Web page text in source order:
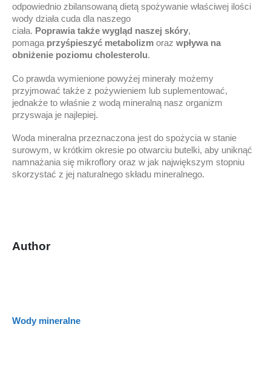
odpowiednio zbilansowaną dietą spożywanie właściwej ilości
wody działa cuda dla naszego
ciała. Poprawia także wygląd naszej skóry,
pomaga przyśpieszyć metabolizm oraz wpływa na
obniżenie poziomu cholesterolu.
Co prawda wymienione powyżej minerały możemy
przyjmować także z pożywieniem lub suplementować,
jednakże to właśnie z wodą mineralną nasz organizm
przyswaja je najlepiej.
Woda mineralna przeznaczona jest do spożycia w stanie
surowym, w krótkim okresie po otwarciu butelki, aby uniknąć
namnażania się mikroflory oraz w jak największym stopniu
skorzystać z jej naturalnego składu mineralnego.
Author
Wody mineralne